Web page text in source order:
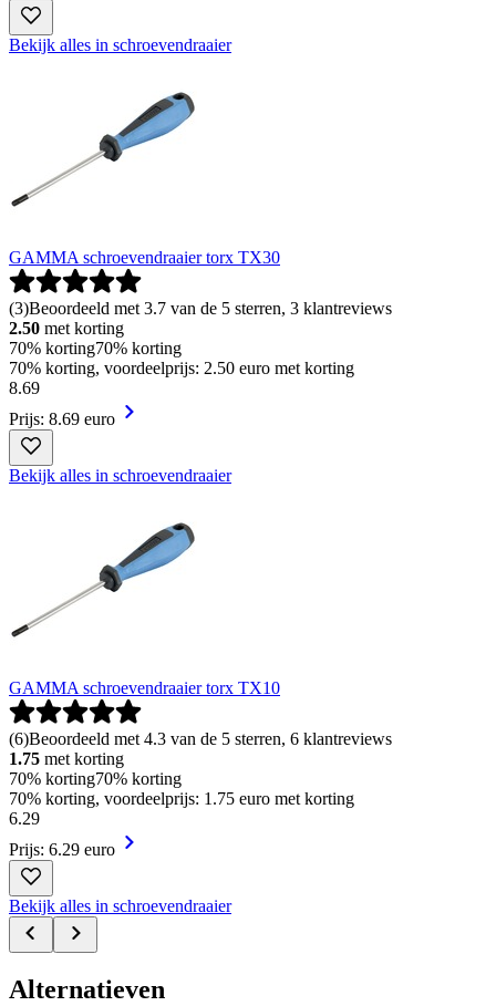
Bekijk alles in schroevendraaier
GAMMA schroevendraaier torx TX30
(3)Beoordeeld met 3.7 van de 5 sterren, 3 klantreviews
2.50 met korting
70% korting70% korting
70% korting, voordeelprijs: 2.50 euro met korting
8.69
Prijs: 8.69 euro
Bekijk alles in schroevendraaier
GAMMA schroevendraaier torx TX10
(6)Beoordeeld met 4.3 van de 5 sterren, 6 klantreviews
1.75 met korting
70% korting70% korting
70% korting, voordeelprijs: 1.75 euro met korting
6.29
Prijs: 6.29 euro
Bekijk alles in schroevendraaier
Alternatieven